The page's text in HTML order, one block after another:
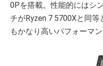
0Pを搭載。性能的にはシ
チがRyzen 7 5700Xと同
もかなり高いパフォーマ